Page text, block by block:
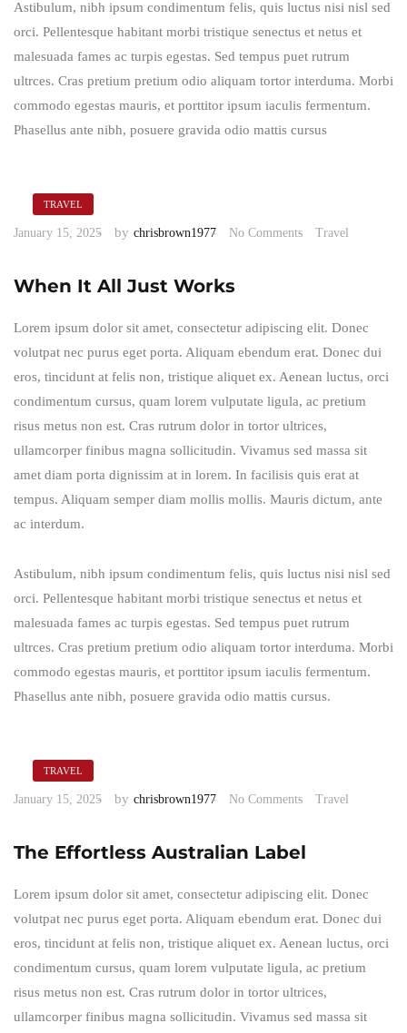
Astibulum, nibh ipsum condimentum felis, quis luctus nisi nisl sed
orci. Pellentesque habitant morbi tristique senectus et netus et
malesuada fames ac turpis egestas. Sed tempus puet rutrum
ultrces. Cras pretium pretium odio aliquam tortor interduma. Morbi
commodo egestas mauris, et porttitor ipsum iaculis fermentum.
Phasellus ante nibh, posuere gravida odio mattis cursus
TRAVEL
January 15, 2025 by chrisbrown1977 No Comments Travel
When It All Just Works
Lorem ipsum dolor sit amet, consectetur adipiscing elit. Donec
volutpat nec purus eget porta. Aliquam ebendum erat. Donec dui
eros, tincidunt at felis non, tristique aliquet ex. Aenean luctus, orci
condimentum cursus, quam lorem vulputate ligula, ac pretium
risus metus non est. Cras rutrum dolor in tortor ultrices,
ullamcorper finibus magna sollicitudin. Vivamus sed massa sit
amet diam porta dignissim at in lorem. In facilisis quis erat at
tempus. Aliquam semper diam mollis mollis. Mauris dictum, ante
ac interdum.
Astibulum, nibh ipsum condimentum felis, quis luctus nisi nisl sed
orci. Pellentesque habitant morbi tristique senectus et netus et
malesuada fames ac turpis egestas. Sed tempus puet rutrum
ultrces. Cras pretium pretium odio aliquam tortor interduma. Morbi
commodo egestas mauris, et porttitor ipsum iaculis fermentum.
Phasellus ante nibh, posuere gravida odio mattis cursus.
TRAVEL
January 15, 2025 by chrisbrown1977 No Comments Travel
The Effortless Australian Label
Lorem ipsum dolor sit amet, consectetur adipiscing elit. Donec
volutpat nec purus eget porta. Aliquam ebendum erat. Donec dui
eros, tincidunt at felis non, tristique aliquet ex. Aenean luctus, orci
condimentum cursus, quam lorem vulputate ligula, ac pretium
risus metus non est. Cras rutrum dolor in tortor ultrices,
ullamcorper finibus magna sollicitudin. Vivamus sed massa sit